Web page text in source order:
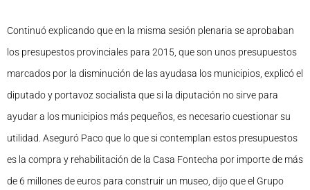
Continuó explicando que en la misma sesión plenaria se aprobaban
los presupestos provinciales para 2015, que son unos presupuestos
marcados por la disminución de las ayudasa los municipios, explicó el
diputado y portavoz socialista que si la diputación no sirve para
ayudar a los municipios más pequeños, es necesario cuestionar su
utilidad. Aseguró Paco que lo que si contemplan estos presupuestos
es la compra y rehabilitación de la Casa Fontecha por importe de más
de 6 millones de euros para construir un museo, dijo que el Grupo